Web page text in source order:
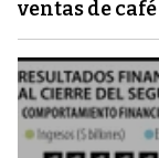
ventas de